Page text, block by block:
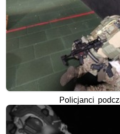
Policjanci